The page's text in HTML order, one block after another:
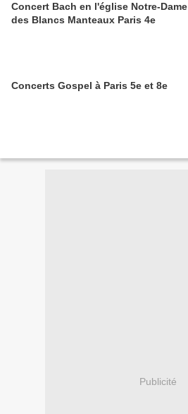
Concert Bach en l'église Notre-Dame
des Blancs Manteaux Paris 4e
Concerts Gospel à Paris 5e et 8e
Publicité